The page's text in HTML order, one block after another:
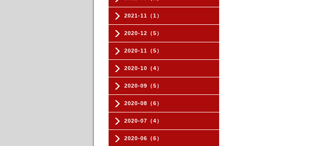
2021-11（1）
2020-12（5）
2020-11（5）
2020-10（4）
2020-09（5）
2020-08（6）
2020-07（4）
2020-06（6）